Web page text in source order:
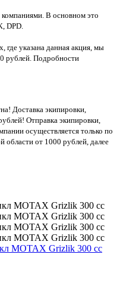
В основном это
DPD.
где указана данная акция, мы
рублей. Подробности
Доставка экипировки,
Отправка экипировки,
осуществляется только по
области от 1000 рублей, далее
MOTAX Grizlik 300 cc